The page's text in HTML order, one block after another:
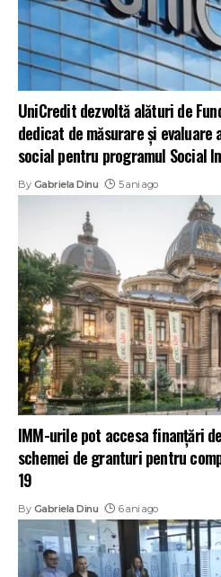
UniCredit dezvoltă alături de
dedicat de măsurare și
social pentru programul Social
By Gabriela Dinu 5 ani ago
IMM-urile pot accesa finanțări
schemei de granturi pentru
19
By Gabriela Dinu 6 ani ago